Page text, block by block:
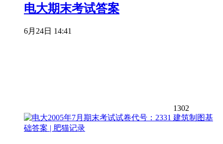
电大期末考试答案
6月24日 14:41
1302